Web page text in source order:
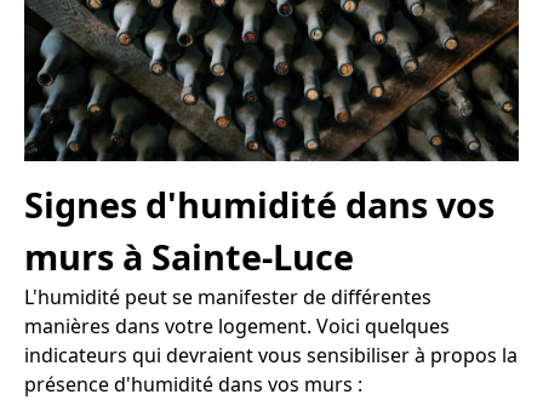
Signes d'humidité dans vos
murs à Sainte-Luce
L'humidité peut se manifester de différentes
manières dans votre logement. Voici quelques
indicateurs qui devraient vous sensibiliser à propos la
présence d'humidité dans vos murs :